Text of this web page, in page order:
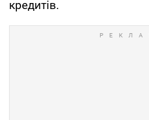
кредитів.